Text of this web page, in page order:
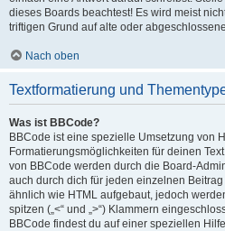
dieses Boards beachtest! Es wird meist
triftigen Grund auf alte oder
Nach oben
Textformatierung und
Was ist BBCode?
BBCode ist eine spezielle Umsetzung von
Formatierungsmöglichkeiten für deinen
von BBCode werden durch die Board-
auch durch dich für jeden einzelnen
ähnlich wie HTML aufgebaut, jedoch
spitzen („<“ und „>“) Klammern
BBCode findest du auf einer speziellen